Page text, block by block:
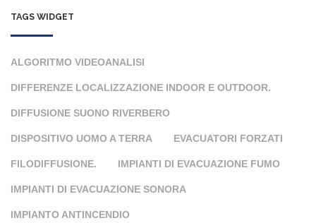
TAGS WIDGET
ALGORITMO VIDEOANALISI
DIFFERENZE LOCALIZZAZIONE INDOOR E OUTDOOR.
DIFFUSIONE SUONO RIVERBERO
DISPOSITIVO UOMO A TERRA EVACUATORI FORZATI
FILODIFFUSIONE. IMPIANTI DI EVACUAZIONE FUMO
IMPIANTI DI EVACUAZIONE SONORA
IMPIANTO ANTINCENDIO